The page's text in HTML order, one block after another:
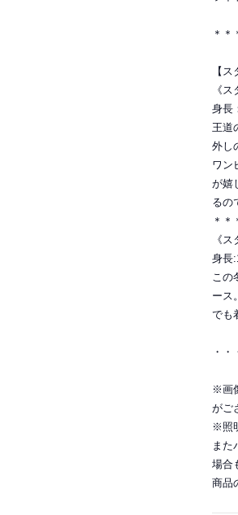
＊＊
【
《
身長
王道
外し
ワン
が嬉
るの
＊＊
《
身長
この
ース
でも
・
※画
がご
※照
また
場合
商品